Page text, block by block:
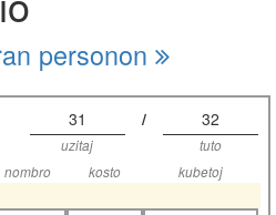
personon
31 / 32
uzitaj
tuto
nombro
kosto kubetoj